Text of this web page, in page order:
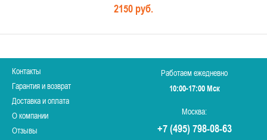
2150 руб.
Контакты
Гарантия и возврат
Доставка и оплата
О компании
Отзывы
Работаем ежедневно
10:00-17:00 Мск
Москва:
+7 (495) 798-08-63